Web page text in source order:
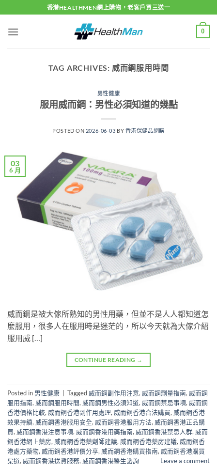
to
content
香港HEALTHMEN網上購物，老客戶買三送一
0
TAG ARCHIVES: 威而鋼服用時間
男性健康
服用威而鋼：男性必須知道的幾點
POSTED ON 2026-06-03 BY 香港保健品網購
03
6 月
威而鋼是被大傢所熟知的男性用藥，但並不是人人都知道怎
麼服用，很多人在服用時是迷茫的，所以今天就為大傢介紹
服用威 […]
CONTINUE READING →
Posted in 男性健康 Tagged 威而鋼副作用注意, 威而鋼劑量指南, 威而鋼
服用指南, 威而鋼服用時間, 威而鋼男性必須知道, 威而鋼禁忌事項, 威而鋼
香港價格比較, 威而鋼香港副作用處理, 威而鋼香港合法購買, 威而鋼香港
效果持續, 威而鋼香港服用安全, 威而鋼香港服用方法, 威而鋼香港正品購
買, 威而鋼香港注意事項, 威而鋼香港用藥指南, 威而鋼香港禁忌人群, 威而
鋼香港網上藥房, 威而鋼香港藥劑師建議, 威而鋼香港藥房建議, 威而鋼香
港處方藥物, 威而鋼香港評價分享, 威而鋼香港購買指南, 威而鋼香港購買
渠道, 威而鋼香港送貨服務, 威而鋼香港醫生諮詢 Leave a comment